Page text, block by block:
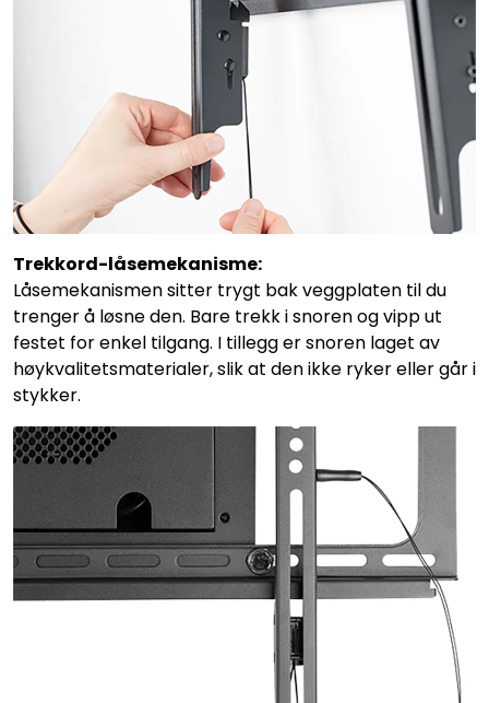
Trekkord-låsemekanisme:
Låsemekanismen sitter trygt bak veggplaten til du
trenger å løsne den. Bare trekk i snoren og vipp ut
festet for enkel tilgang. I tillegg er snoren laget av
høykvalitetsmaterialer, slik at den ikke ryker eller går i
stykker.